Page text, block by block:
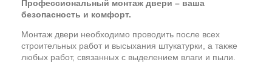
Профессиональный монтаж двери – ваша
безопасность и комфорт.
Монтаж двери необходимо проводить после всех
строительных работ и высыхания штукатурки, а также
любых работ, связанных с выделением влаги и пыли.